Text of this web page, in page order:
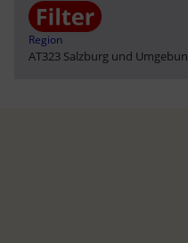
Region
AT323 Salzburg und